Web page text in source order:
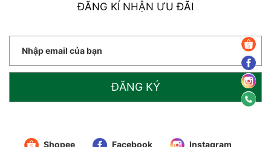
ĐĂNG KÍ NHẬN ƯU ĐÃI
ĐĂNG KÝ
Shopee Facebook Instagram